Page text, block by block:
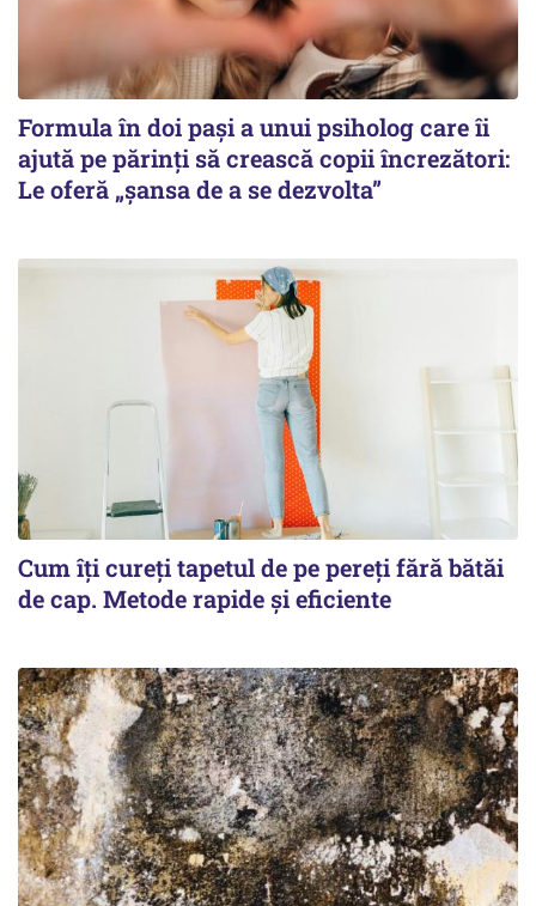
Formula în doi pași a unui psiholog care îi
ajută pe părinți să crească copii încrezători:
Le oferă „șansa de a se dezvolta”
Cum îți cureți tapetul de pe pereți fără bătăi
de cap. Metode rapide și eficiente